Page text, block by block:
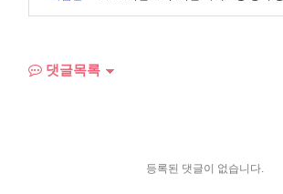
댓글목록
등록된 댓글이 없습니다.